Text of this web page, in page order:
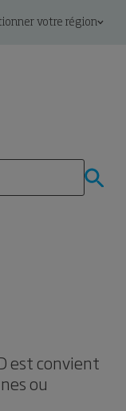
votre région
est convient
ou